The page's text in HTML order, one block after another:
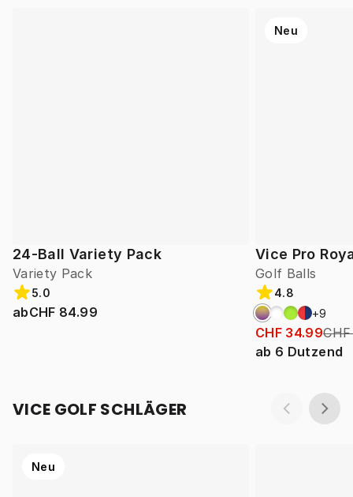
24-Ball Variety Pack
Variety Pack
5.0
abCHF 84.99
Vice Pro
Golf Balls
Neu
4.8
+9
CHF 34.99
ab 6 Dutzend
VICE GOLF SCHLÄGER
Neu